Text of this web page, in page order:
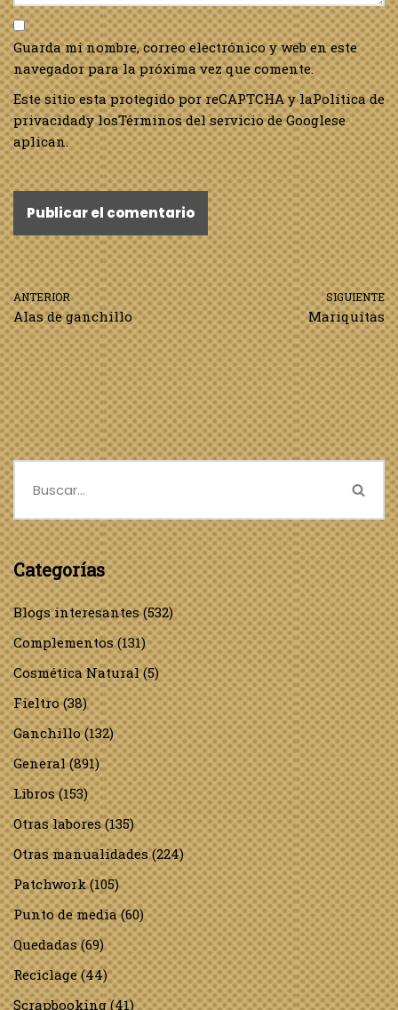
Guarda mi nombre, correo electrónico y web en este
navegador para la próxima vez que comente.
Este sitio esta protegido por reCAPTCHA y laPolítica de
privacidady losTérminos del servicio de Googlese
aplican.
ANTERIOR
Alas de ganchillo
SIGUIENTE
Mariquitas
Categorías
Blogs interesantes(532)
Complementos(131)
Cosmética Natural(5)
Fieltro(38)
Ganchillo(132)
General(891)
Libros(153)
Otras labores(135)
Otras manualidades(224)
Patchwork(105)
Punto de media(60)
Quedadas(69)
Reciclage(44)
Scrapbooking(41)